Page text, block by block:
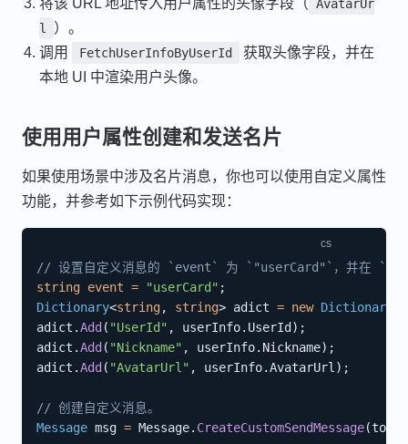
将该 URL 地址传入用户属性的头像字段（ AvatarUr
l
）。
调用
FetchUserInfoByUserId
获取头像字段，并在
本地 UI 中渲染用户头像。
使用用户属性创建和发送名片
如果使用场景中涉及名片消息，你也可以使用自定义属性
功能，并参考如下示例代码实现：
// 设置自定义消息的 `event` 为 `"userCard"`，并在 `ext`
string event = "userCard" ;
Dictionary<string, string> adict = new Dictionary
adict .Add( "UserId" , userInfo. UserId) ;
adict .Add( "Nickname" , userInfo. Nickname) ;
adict .Add( "AvatarUrl" , userInfo.AvatarUrl ) ;
// 创建自定义消息。
Message msg = Message. CreateCustomSendMessage(